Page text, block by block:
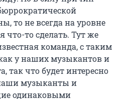
то не всегда на уровне
что-то сделать. Тут же
команда, с таким
у наших музыкантов и
так что будет интересно
музыканты и
одинаковыми